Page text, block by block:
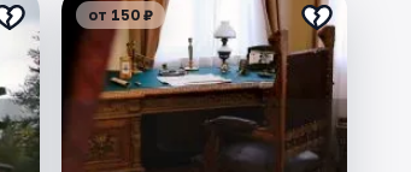
от 150 ₽